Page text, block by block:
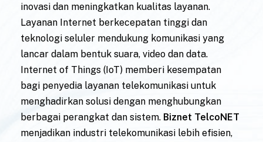
inovasi dan meningkatkan kualitas layanan.
Layanan Internet berkecepatan tinggi dan
teknologi seluler mendukung komunikasi yang
lancar dalam bentuk suara, video dan data.
Internet of Things (IoT) memberi kesempatan
bagi penyedia layanan telekomunikasi untuk
menghadirkan solusi dengan menghubungkan
berbagai perangkat dan sistem. Biznet TelcoNET
menjadikan industri telekomunikasi lebih efisien,